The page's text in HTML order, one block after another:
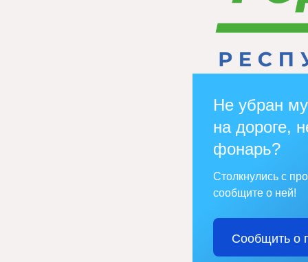
Не убран
на дороге,
фонарь?
Столкнулись с
сообщите о ней!
Сообщить о